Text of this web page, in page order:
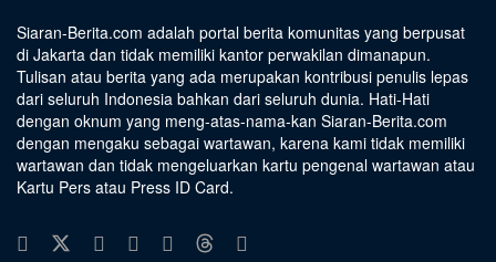
Siaran-Berita.com adalah portal berita komunitas yang berpusat
di Jakarta dan tidak memiliki kantor perwakilan dimanapun.
Tulisan atau berita yang ada merupakan kontribusi penulis lepas
dari seluruh Indonesia bahkan dari seluruh dunia. Hati-Hati
dengan oknum yang meng-atas-nama-kan Siaran-Berita.com
dengan mengaku sebagai wartawan, karena kami tidak memiliki
wartawan dan tidak mengeluarkan kartu pengenal wartawan atau
Kartu Pers atau Press ID Card.